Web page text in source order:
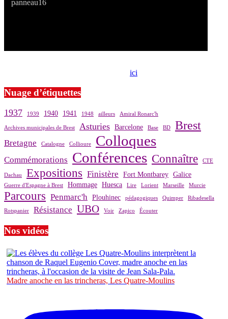
ici
Nuage d’étiquettes
1937 1939 1940 1941 1948 ailleurs Amiral Ronarc'h
Archives municipales de Brest Asturies Barcelone Base BD Brest
Bretagne Catalogne Collioure Colloques
Commémorations Conférences Connaître CTE
Dachau Expositions Finistère Fort Montbarey Galice
Guerre d'Espagne à Brest Hommage Huesca Lire Lorient Marseille Murcie
Parcours Penmarc'h Plouhinec pédagogiques Quimper Ribadesella
Rotspanier Résistance UBO Voir Zapico Écouter
Nos vidéos
Madre anoche en las trincheras, Les Quatre-Moulins